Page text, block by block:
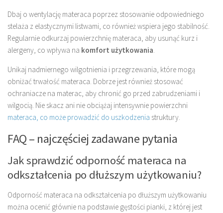
Dbaj o wentylację materaca poprzez stosowanie odpowiedniego
stelaża z elastycznymi listwami, co również wspiera jego stabilność.
Regularnie odkurzaj powierzchnię materaca, aby usunąć kurz i
alergeny, co wpływa na komfort użytkowania
Unikaj nadmiernego wilgotnienia i przegrzewania, które mogą
obniżać trwałość materaca. Dobrze jest również stosować
ochraniacze na materac, aby chronić go przed zabrudzeniami i
wilgocią. Nie skacz ani nie obciążaj intensywnie powierzchni
materaca, co może prowadzić do uszkodzenia struktury.
FAQ – najczęściej zadawane pytania
Jak sprawdzić odporność materaca na
odkształcenia po dłuższym użytkowaniu?
Odporność materaca na odkształcenia po dłuższym użytkowaniu
można ocenić głównie na podstawie gęstości pianki, z której jest